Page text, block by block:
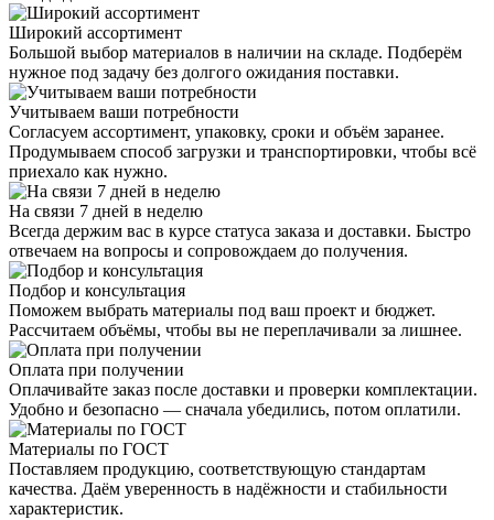
Широкий ассортимент
Большой выбор материалов в наличии на складе. Подберём
нужное под задачу без долгого ожидания поставки.
Учитываем ваши потребности
Согласуем ассортимент, упаковку, сроки и объём заранее.
Продумываем способ загрузки и транспортировки, чтобы всё
приехало как нужно.
На связи 7 дней в неделю
Всегда держим вас в курсе статуса заказа и доставки. Быстро
отвечаем на вопросы и сопровождаем до получения.
Подбор и консультация
Поможем выбрать материалы под ваш проект и бюджет.
Рассчитаем объёмы, чтобы вы не переплачивали за лишнее.
Оплата при получении
Оплачивайте заказ после доставки и проверки комплектации.
Удобно и безопасно — сначала убедились, потом оплатили.
Материалы по ГОСТ
Поставляем продукцию, соответствующую стандартам
качества. Даём уверенность в надёжности и стабильности
характеристик.